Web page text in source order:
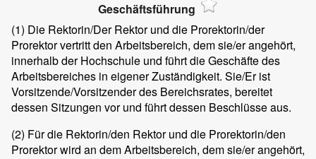
Geschäftsführung
(1) Die Rektorin/Der Rektor und die Prorektorin/der
Prorektor vertritt den Arbeitsbereich, dem sie/er angehört,
innerhalb der Hochschule und führt die Geschäfte des
Arbeitsbereiches in eigener Zuständigkeit. Sie/Er ist
Vorsitzende/Vorsitzender des Bereichsrates, bereitet
dessen Sitzungen vor und führt dessen Beschlüsse aus.
(2) Für die Rektorin/den Rektor und die Prorektorin/den
Prorektor wird an dem Arbeitsbereich, dem sie/er angehört,